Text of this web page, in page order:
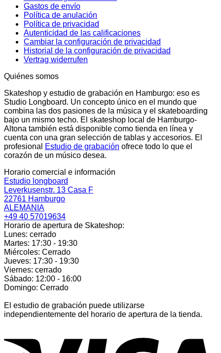
Gastos de envío
Política de anulación
Política de privacidad
Autenticidad de las calificaciones
Cambiar la configuración de privacidad
Historial de la configuración de privacidad
Vertrag widerrufen
Quiénes somos
Skateshop y estudio de grabación en Hamburgo: eso es
Studio Longboard. Un concepto único en el mundo que
combina las dos pasiones de la música y el skateboarding
bajo un mismo techo. El skateshop local de Hamburgo-
Altona también está disponible como tienda en línea y
cuenta con una gran selección de tablas y accesorios. El
profesional
Estudio de grabación ofrece todo lo que el
corazón de un músico desea.
Horario comercial e información
Estudio longboard
Leverkusenstr. 13 Casa F
22761 Hamburgo
ALEMANIA
+49 40 57019634
Horario de apertura de Skateshop:
Lunes: cerrado
Martes: 17:30 - 19:30
Miércoles: Cerrado
Jueves: 17:30 - 19:30
Viernes: cerrado
Sábado: 12:00 - 16:00
Domingo: Cerrado
El estudio de grabación puede utilizarse
independientemente del horario de apertura de la tienda.